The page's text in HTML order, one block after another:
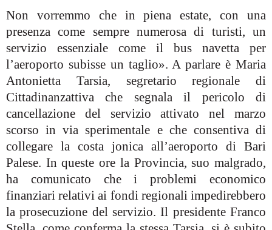
Non vorremmo che in piena estate, con una
presenza come sempre numerosa di turisti, un
servizio essenziale come il bus navetta per
l’aeroporto subisse un taglio». A parlare è Maria
Antonietta Tarsia, segretario regionale di
Cittadinanzattiva che segnala il pericolo di
cancellazione del servizio attivato nel marzo
scorso in via sperimentale e che consentiva di
collegare la costa jonica all’aeroporto di Bari
Palese. In queste ore la Provincia, suo malgrado,
ha comunicato che i problemi economico
finanziari relativi ai fondi regionali impedirebbero
la prosecuzione del servizio. Il presidente Franco